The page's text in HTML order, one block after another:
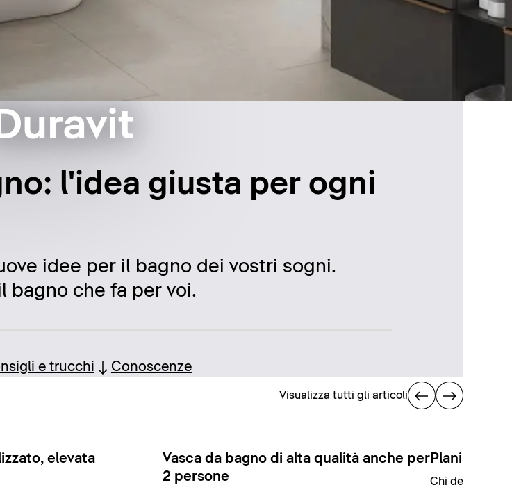
l'idea giusta per ogni
idee per il bagno dei vostri sogni.
bagno che fa per voi.
e trucchi Conoscenze
Visualizza tutti gli articoli
elevata
Vasca da bagno di alta qualità anche per
2 persone
Planimetrie
Chi desidera